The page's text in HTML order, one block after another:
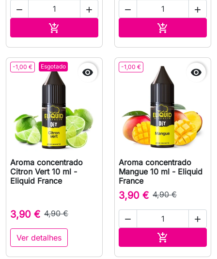
 

 

-1,00 € Esgotado

Aroma concentrado
Citron Vert 10 ml -
Eliquid France
3,90 € 4,90 €
Ver detalhes
-1,00 € 
Aroma concentrado
Mangue 10 ml - Eliquid
France
3,90 € 4,90 €
 
